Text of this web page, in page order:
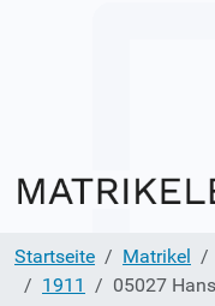
Startseite Matrikel
1911
05027